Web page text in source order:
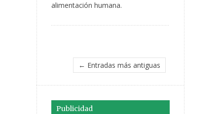
alimentación humana.
← Entradas más antiguas
Publicidad